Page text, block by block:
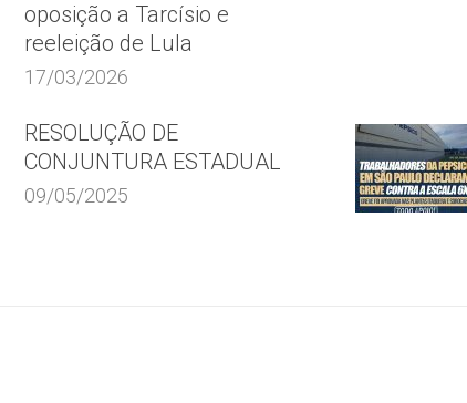
oposição a Tarcísio e
reeleição de Lula
17/03/2026
RESOLUÇÃO DE
CONJUNTURA ESTADUAL
09/05/2025